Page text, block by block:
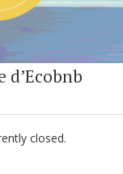
d’Ecobnb
closed.